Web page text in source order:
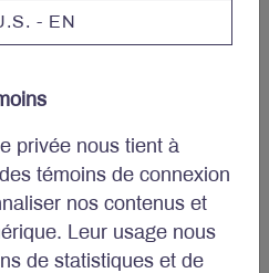
- EN
privée nous tient à
témoins de connexion
nos contenus et
Leur usage nous
de statistiques et de